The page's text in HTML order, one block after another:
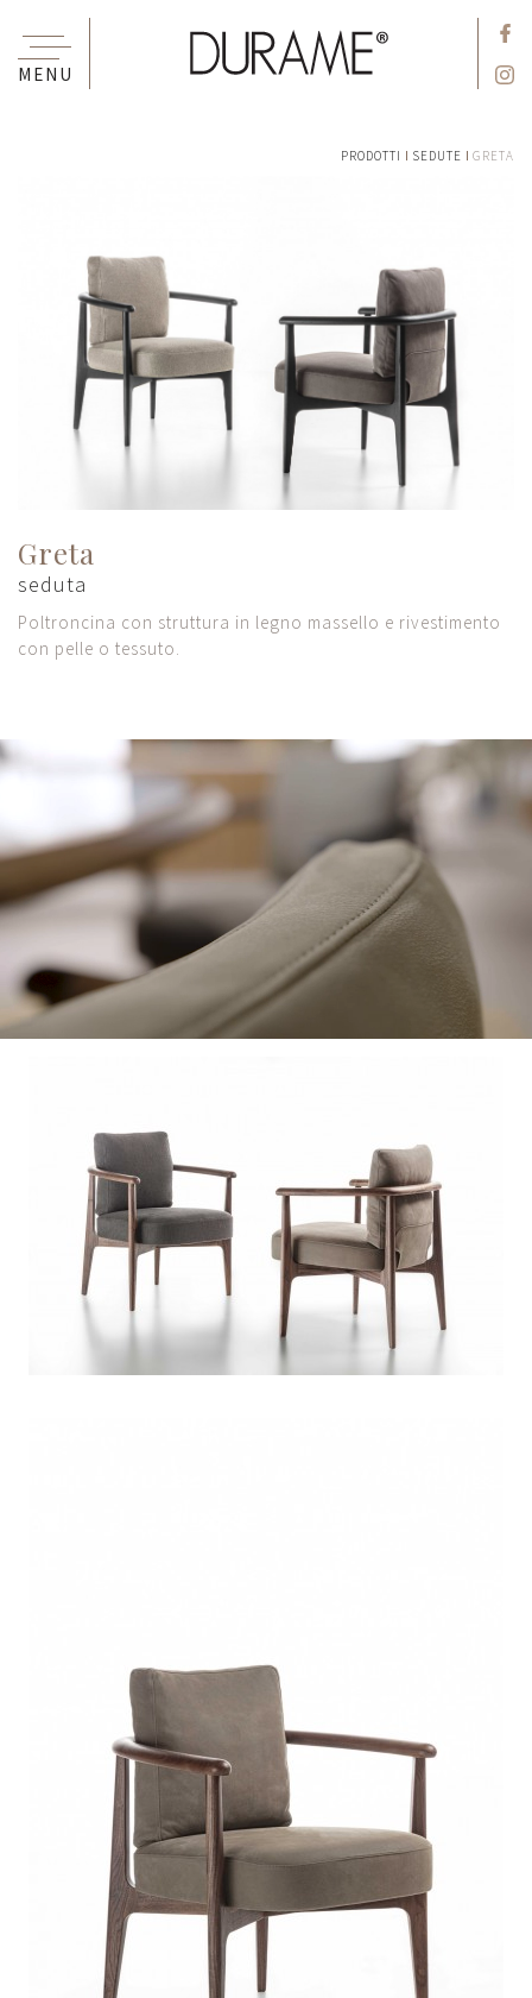
MENU
PRODOTTI SEDUTE GRETA
Greta
seduta
Poltroncina con struttura in legno massello e rivestimento
con pelle o tessuto.